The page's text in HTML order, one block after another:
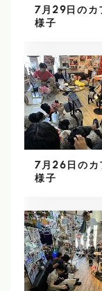
7月29日のカ
様子
7月26日のカ
様子